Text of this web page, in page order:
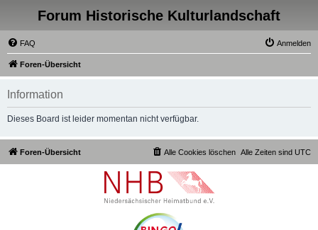
Forum Historische Kulturlandschaft
FAQ Anmelden
Foren-Übersicht
Information
Dieses Board ist leider momentan nicht verfügbar.
Foren-Übersicht Alle Zeiten sind UTC
Alle Cookies löschen